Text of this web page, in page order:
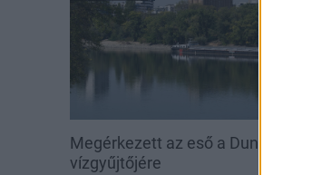
Megérkezett az eső a Duna
vízgyűjtőjére